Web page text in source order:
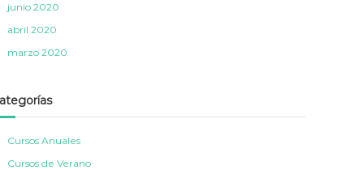
junio 2020
abril 2020
marzo 2020
Cursos Anuales
Cursos de Verano